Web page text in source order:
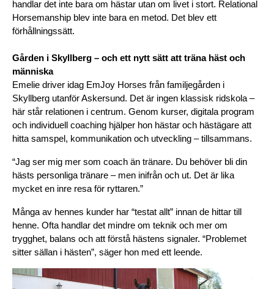
handlar det inte bara om hästar utan om livet i stort. Relational
Horsemanship blev inte bara en metod. Det blev ett
förhållningssätt.
Gården i Skyllberg – och ett nytt sätt att träna häst och
människa
Emelie driver idag EmJoy Horses från familjegården i
Skyllberg utanför Askersund. Det är ingen klassisk ridskola –
här står relationen i centrum. Genom kurser, digitala program
och individuell coaching hjälper hon hästar och hästägare att
hitta samspel, kommunikation och utveckling – tillsammans.
“Jag ser mig mer som coach än tränare. Du behöver bli din
hästs personliga tränare – men inifrån och ut. Det är lika
mycket en inre resa för ryttaren.”
Många av hennes kunder har “testat allt” innan de hittar till
henne. Ofta handlar det mindre om teknik och mer om
trygghet, balans och att förstå hästens signaler. “Problemet
sitter sällan i hästen”, säger hon med ett leende.